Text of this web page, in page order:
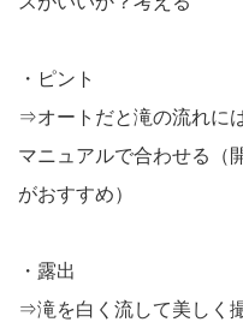
・ピント
⇒オートだと滝の流れに
マニュアルで合わせる（
がおすすめ）
・露出
⇒滝を白く流して美しく